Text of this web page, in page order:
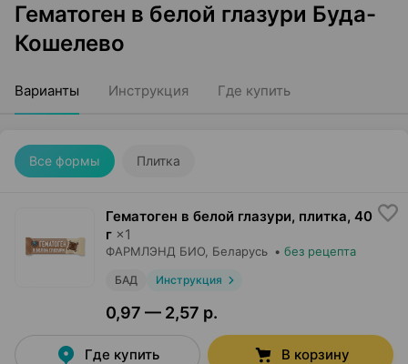
Гематоген в белой глазури Буда-
Кошелево
Варианты Инструкция Где купить
Все формы Плитка
Гематоген в белой глазури, плитка, 40
г ×1
ФАРМЛЭНД БИО , Беларусь • без рецепта
БАД Инструкция
0,97 — 2,57 р.
Где купить В корзину